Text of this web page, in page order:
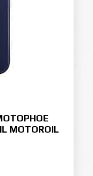
MOTOROIL